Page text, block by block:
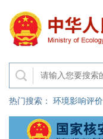
热门搜索： 环境影响评价